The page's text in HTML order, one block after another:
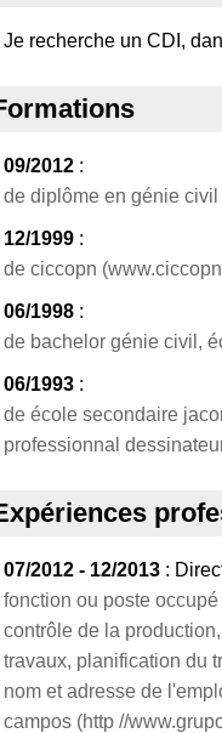
Je recherche un CDI,
09/2012 :
de diplôme en génie
12/1999 :
de ciccopn
06/1998 :
de bachelor génie civil,
06/1993 :
de école secondaire
professionnal
07/2012 - 12/2013 :
fonction ou poste
contrôle de la
travaux, planification du
nom et adresse de
campos (http //